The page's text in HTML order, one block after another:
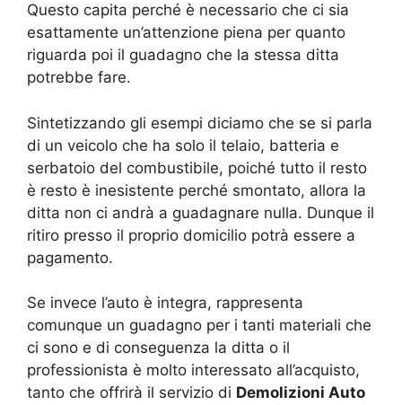
Questo capita perché è necessario che ci sia
esattamente un’attenzione piena per quanto
riguarda poi il guadagno che la stessa ditta
potrebbe fare.
Sintetizzando gli esempi diciamo che se si parla
di un veicolo che ha solo il telaio, batteria e
serbatoio del combustibile, poiché tutto il resto
è resto è inesistente perché smontato, allora la
ditta non ci andrà a guadagnare nulla. Dunque il
ritiro presso il proprio domicilio potrà essere a
pagamento.
Se invece l’auto è integra, rappresenta
comunque un guadagno per i tanti materiali che
ci sono e di conseguenza la ditta o il
professionista è molto interessato all’acquisto,
tanto che offrirà il servizio di Demolizioni Auto